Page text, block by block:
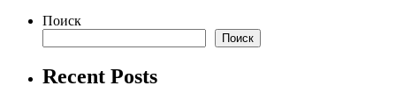
Поиск
Поиск
Recent Posts